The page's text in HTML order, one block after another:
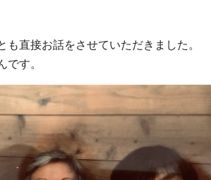
も直接お話をさせていただきました。
です。